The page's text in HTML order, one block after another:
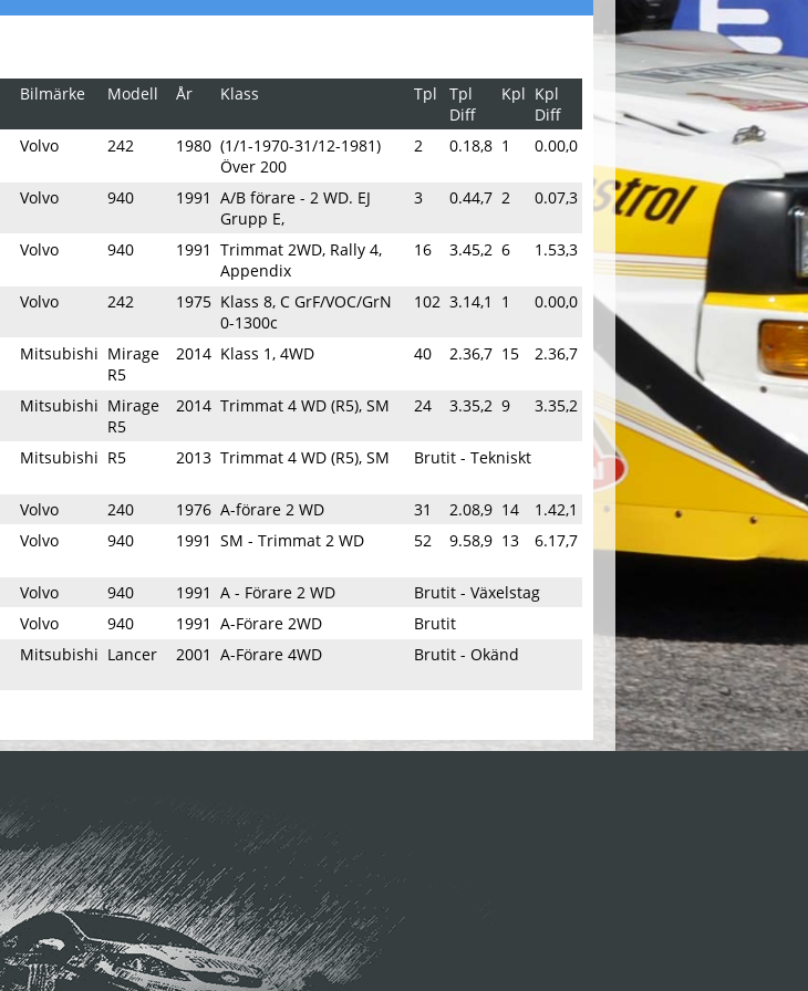
Bilmärke Modell År Klass Tpl
Tpl
Diff
Kpl Kpl
Diff
Volvo 242 1980 (1/1-1970-31/12-1981)
Över 200
2 0.18,8 1 0.00,0
Volvo 940 1991 A/B förare - 2 WD. EJ
Grupp E,
3 0.44,7 2 0.07,3
Volvo 940 1991 Trimmat 2WD, Rally 4,
Appendix
16 3.45,2 6 1.53,3
Volvo 242 1975 Klass 8, C GrF/VOC/GrN
0-1300c
102 3.14,1 1 0.00,0
Mitsubishi Mirage
R5
2014 Klass 1, 4WD 40 2.36,7 15 2.36,7
Mitsubishi Mirage
R5
2014 Trimmat 4 WD (R5), SM 24 3.35,2 9 3.35,2
Mitsubishi R5 2013 Trimmat 4 WD (R5), SM Brutit - Tekniskt
Volvo 240 1976 A-förare 2 WD 31 2.08,9 14
1.42,1
Volvo 940 1991 SM - Trimmat 2 WD 52 9.58,9 13 6.17,7
Volvo 940 1991 A - Förare 2 WD
Brutit - Växelstag
Volvo 940 1991 A-Förare 2WD
Brutit
Mitsubishi Lancer 2001 A-Förare 4WD Brutit - Okänd